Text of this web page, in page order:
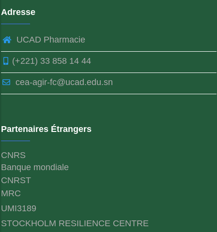
Adresse
UCAD Pharmacie
(+221) 33 858 14 44
cea-agir-fc@ucad.edu.sn
Partenaires Étrangers
CNRS
Banque mondiale
CNRST
MRC
UMI3189
STOCKHOLM RESILIENCE CENTRE